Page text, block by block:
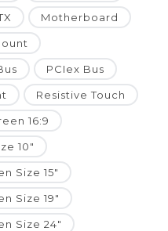
Motherboard
PCIex Bus
Resistive Touch
16:9
10"
Size 15"
Size 19"
Size 24"